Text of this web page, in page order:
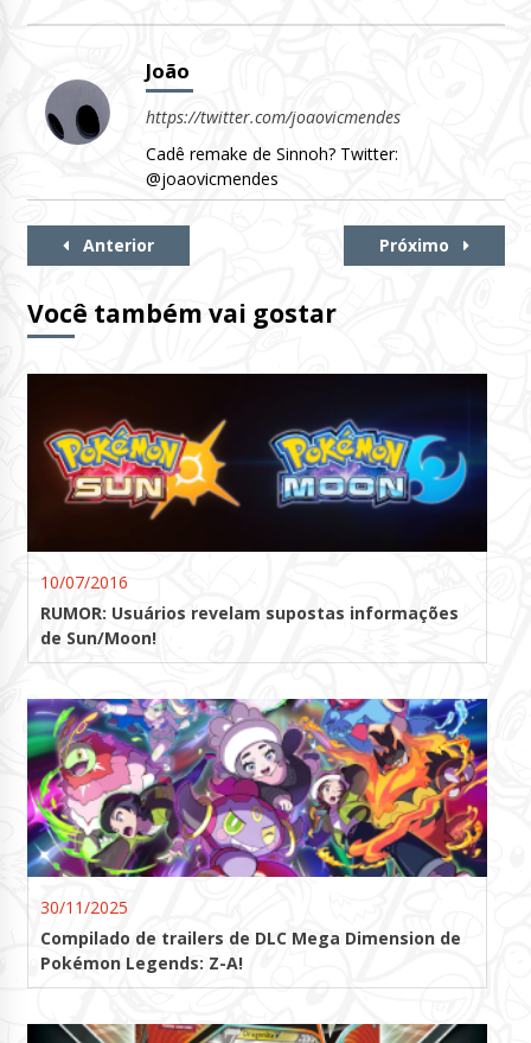
João
https://twitter.com/joaovicmendes
Cadê remake de Sinnoh? Twitter:
@joaovicmendes
Continue
Anterior Próximo
Você também vai gostar
10/07/2016
RUMOR: Usuários revelam supostas informações
de Sun/Moon!
30/11/2025
Compilado de trailers de DLC Mega Dimension de
Pokémon Legends: Z-A!